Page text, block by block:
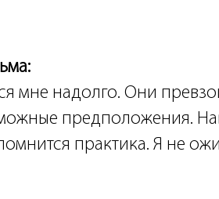
мне надолго. Они
предположения.
практика. Я не